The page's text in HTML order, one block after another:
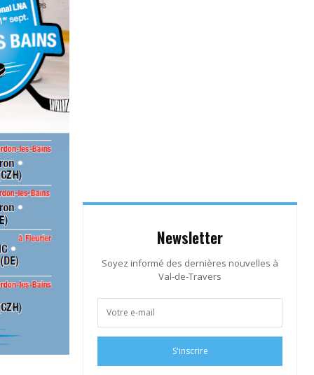
Newsletter
Soyez informé des dernières nouvelles à
Val-de-Travers
S'inscrire